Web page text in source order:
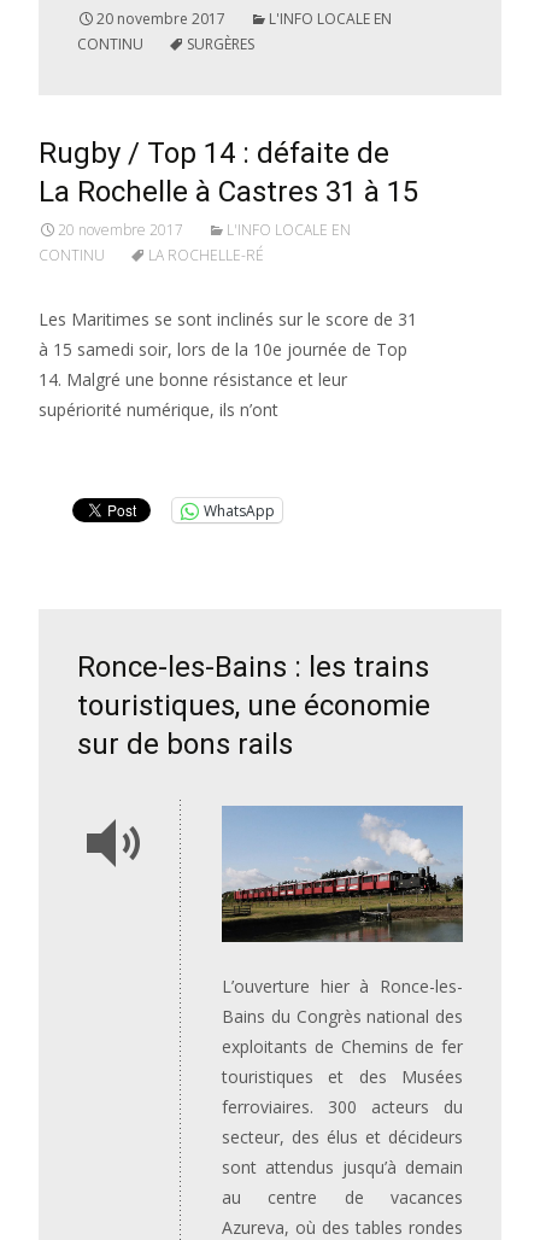
20 novembre 2017
L'INFO LOCALE EN
CONTINU
SURGÈRES
Rugby / Top 14 : défaite de
La Rochelle à Castres 31 à 15
20 novembre 2017
L'INFO LOCALE EN
CONTINU
LA ROCHELLE-RÉ
Les Maritimes se sont inclinés sur le score de 31
à 15 samedi soir, lors de la 10e journée de Top
14. Malgré une bonne résistance et leur
supériorité numérique, ils n’ont
WhatsApp
Ronce-les-Bains : les trains
touristiques, une économie
sur de bons rails
L’ouverture hier à Ronce-les-
Bains du Congrès national des
exploitants de Chemins de fer
touristiques et des Musées
ferroviaires. 300 acteurs du
secteur, des élus et décideurs
sont attendus jusqu’à demain
au centre de vacances
Azureva, où des tables rondes